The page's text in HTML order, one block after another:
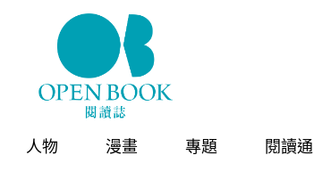
人物 漫畫 專題 閱讀通